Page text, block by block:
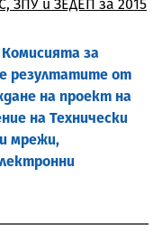
ЗПУ и ЗЕДЕП за 2015
за
резултатите от
на проект на
на Технически
мрежи,